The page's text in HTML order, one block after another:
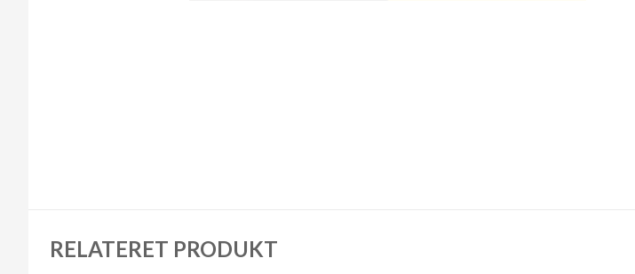
RELATERET PRODUKT